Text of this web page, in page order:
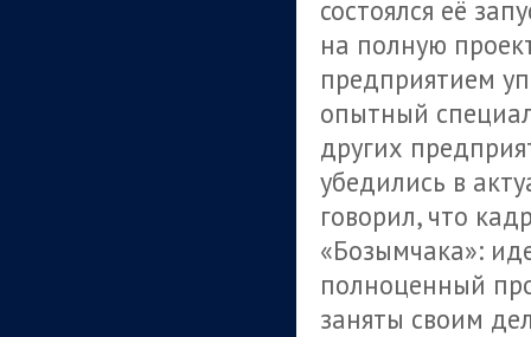
состоялся её
на полную
предприятием
опытный
других
убедились в
говорил, что
«Бозымчака»:
полноценный
заняты своим